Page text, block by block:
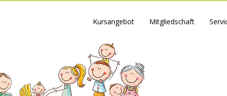
Kursangebot Mitgliedschaft